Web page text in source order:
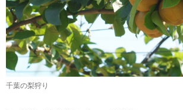
千葉の梨狩り